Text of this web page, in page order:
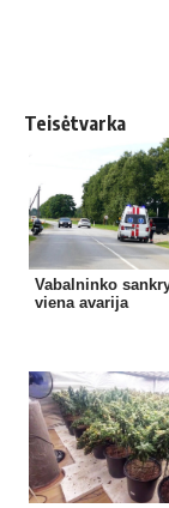
Teisėtvarka
Vabalninko
viena avarija